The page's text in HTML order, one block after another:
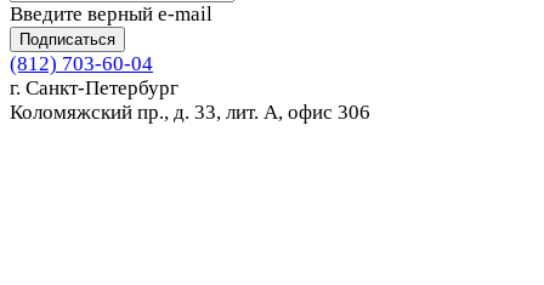
Введите верный e-mail
Подписаться
(812) 703-60-04
г. Санкт-Петербург
Коломяжский пр., д. 33, лит. А, офис 306